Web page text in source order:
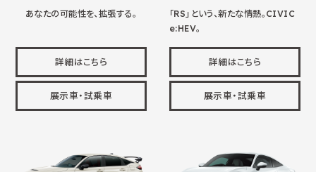
あなたの可能性を、拡張する。
詳細はこちら
展示車・試乗車
「RS」という、新たな情熱。CIVIC
e:HEV。
詳細はこちら
展示車・試乗車